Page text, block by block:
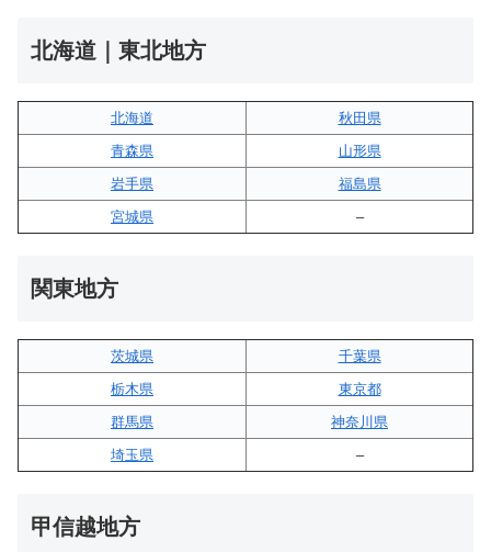
北海道｜東北地方
北海道
秋田県
青森県
山形県
岩手県
福島県
宮城県
–
関東地方
茨城県
千葉県
栃木県
東京都
群馬県
神奈川県
埼玉県
–
甲信越地方